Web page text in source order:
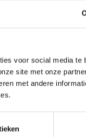
voor social media te
site met onze
met andere
schroef aansluiting